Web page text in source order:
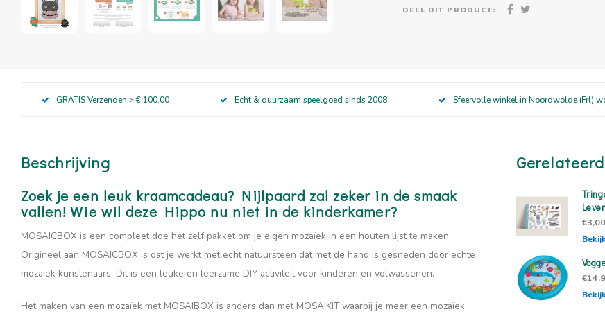
DEEL DIT PRODUCT:
GRATIS Verzenden > € 100,00 Echt & duurzaam speelgoed sinds 2008 Sfeervolle winkel in Noordwolde (Frl)
Beschrijving
Zoek je een leuk kraamcadeau? Nijlpaard zal zeker in de smaak
vallen! Wie wil deze Hippo nu niet in de kinderkamer?
MOSAICBOX is een compleet doe het zelf pakket om je eigen mozaïek in een houten lijst te maken.
Origineel aan MOSAICBOX is dat je werkt met echt natuursteen dat met de hand is gesneden door echte
mozaïek kunstenaars. Dit is een leuke en leerzame DIY activiteit voor kinderen en volwassenen.
Het maken van een mozaïek met MOSAIBOX is anders dan met MOSAIKIT waarbij je meer een mozaïek
€3,00